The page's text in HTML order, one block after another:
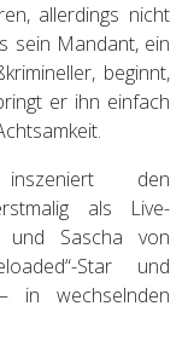
allerdings nicht
sein Mandant, ein
beginnt,
er ihn einfach
den
als Live-
und Sascha von
Star und
in wechselnden